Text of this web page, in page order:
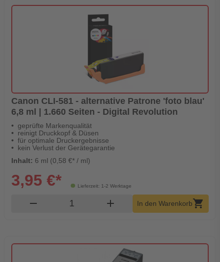
Canon CLI-581 - alternative Patrone 'foto blau'
6,8 ml | 1.660 Seiten - Digital Revolution
geprüfte Markenqualität
reinigt Druckkopf & Düsen
für optimale Druckergebnisse
kein Verlust der Gerätegarantie
Inhalt: 6 ml (0,58 €* / ml)
Lieferzeit: 1-2 Werktage
3,95 €*
remove Produkt Warenkorb Menge
add In den Warenkorb shopping_cart